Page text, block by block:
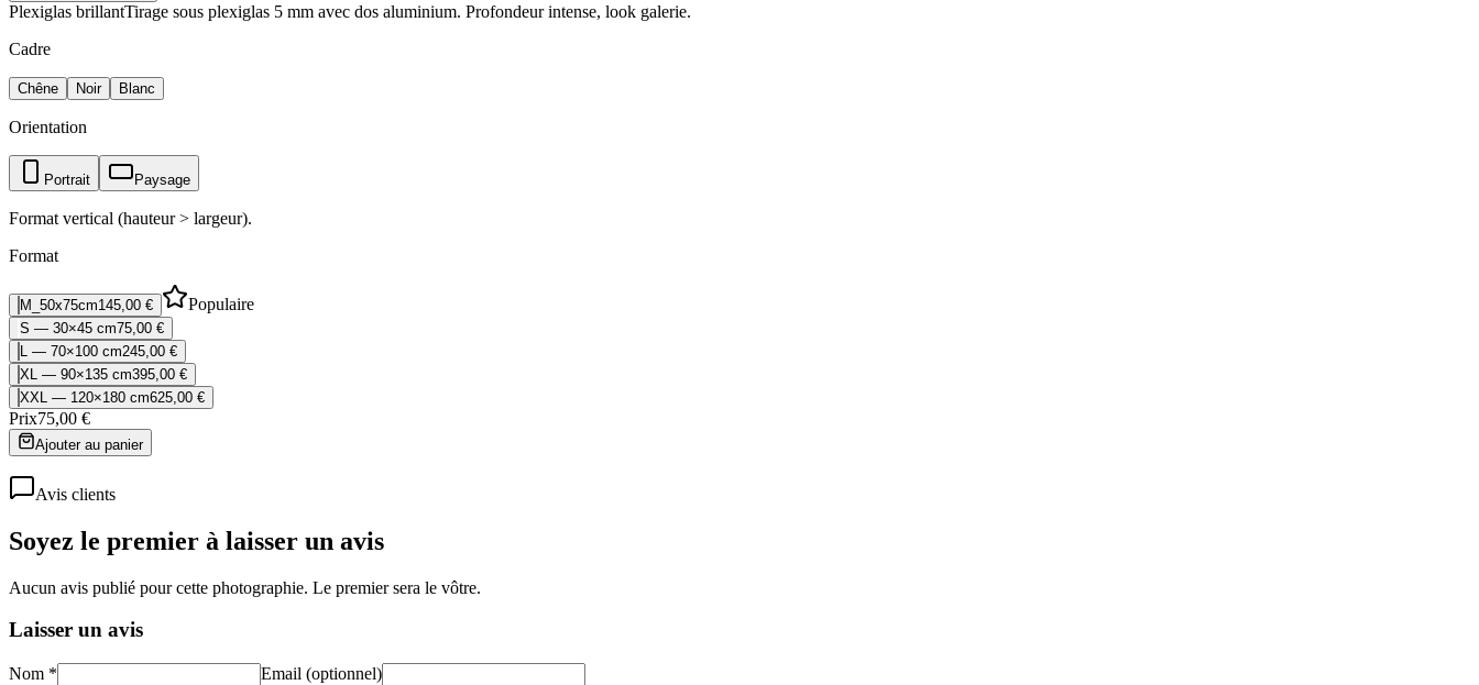
Plexiglas brillantTirage sous plexiglas 5 mm avec dos aluminium. Profondeur intense, look galerie.
Cadre
Chêne Noir Blanc
Orientation
Portrait Paysage
Format vertical (hauteur > largeur).
Format
M_50x75cm145,00 € Populaire
S — 30×45 cm75,00 €
L — 70×100 cm245,00 €
XL — 90×135 cm395,00 €
XXL — 120×180 cm625,00 €
Prix75,00 €
Ajouter au panier
Avis clients
Soyez le premier à laisser un avis
Aucun avis publié pour cette photographie. Le premier sera le vôtre.
Laisser un avis
Nom *
Email (optionnel)